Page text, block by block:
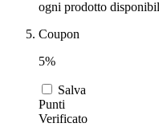
ogni prodotto
Coupon
5%
Salva
Punti
Verificato